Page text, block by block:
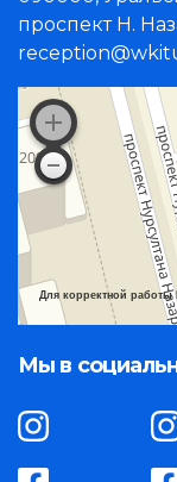
проспект Н.
Для корректной
Мы в